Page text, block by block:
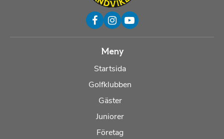
Meny
Startsida
Golfklubben
Gäster
Juniorer
Företag